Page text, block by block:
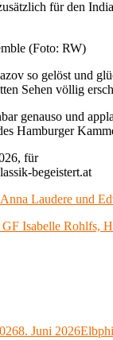
für den
(Foto: RW)
so gelöst und
Sehen völlig
genauso und
Hamburger
für
begeistert.at
Laudere und
Isabelle Rohlfs,
8. Juni 2026